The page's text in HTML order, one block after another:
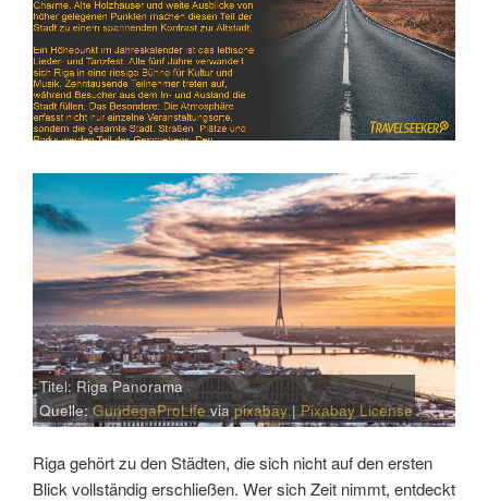
Titel: Riga Panorama
Quelle:GundegaProLifeviapixabay|Pixabay License
Riga gehört zu den Städten, die sich nicht auf den ersten
Blick vollständig erschließen. Wer sich Zeit nimmt, entdeckt